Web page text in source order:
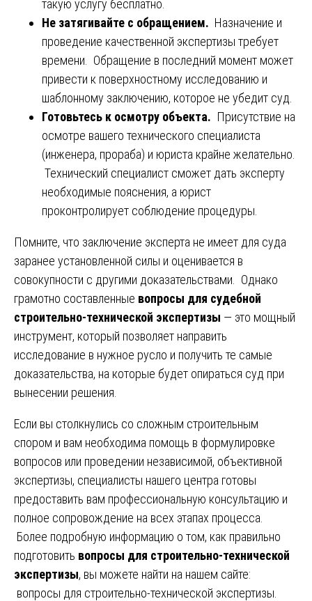
такую услугу бесплатно.
Не затягивайте с обращением. Назначение и
проведение качественной экспертизы требует
времени. Обращение в последний момент может
привести к поверхностному исследованию и
шаблонному заключению, которое не убедит суд.
Готовьтесь к осмотру объекта. Присутствие на
осмотре вашего технического специалиста
(инженера, прораба) и юриста крайне желательно.
Технический специалист сможет дать эксперту
необходимые пояснения, а юрист
проконтролирует соблюдение процедуры.
Помните, что заключение эксперта не имеет для суда
заранее установленной силы и оценивается в
совокупности с другими доказательствами. Однако
грамотно составленные вопросы для судебной
строительно-технической экспертизы — это мощный
инструмент, который позволяет направить
исследование в нужное русло и получить те самые
доказательства, на которые будет опираться суд при
вынесении решения.
Если вы столкнулись со сложным строительным
спором и вам необходима помощь в формулировке
вопросов или проведении независимой, объективной
экспертизы, специалисты нашего центра готовы
предоставить вам профессиональную консультацию и
полное сопровождение на всех этапах процесса.
Более подробную информацию о том, как правильно
подготовить вопросы для строительно-технической
экспертизы, вы можете найти на нашем сайте:
вопросы для строительно-технической экспертизы